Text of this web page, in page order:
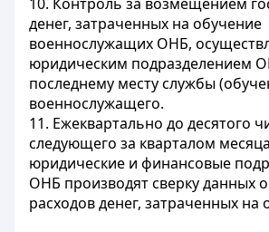
денег, затраченных на обучение
военнослужащих ОНБ,
юридическим подразделением
последнему месту службы
военнослужащего.
11. Ежеквартально до десятого
следующего за кварталом
юридические и финансовые
ОНБ производят сверку данных
расходов денег, затраченных на